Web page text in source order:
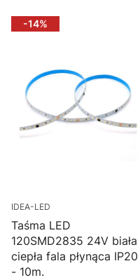
-14%
IDEA-LED
Taśma LED
120SMD2835 24V biała
ciepła fala płynąca IP20
- 10m.